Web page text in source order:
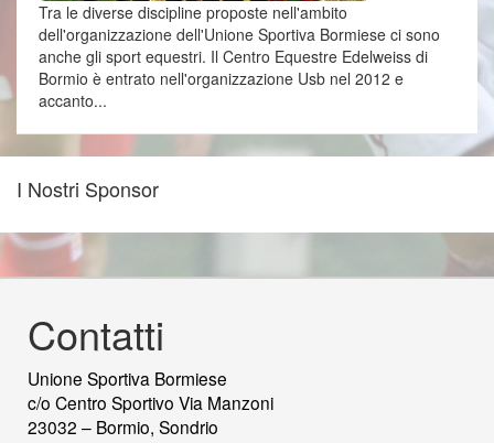
Tra le diverse discipline proposte nell'ambito
dell'organizzazione dell'Unione Sportiva Bormiese ci sono
anche gli sport equestri. Il Centro Equestre Edelweiss di
Bormio è entrato nell'organizzazione Usb nel 2012 e
accanto...
I Nostri Sponsor
Contatti
Unione Sportiva Bormiese
c/o Centro Sportivo Via Manzoni
23032 – Bormio, Sondrio